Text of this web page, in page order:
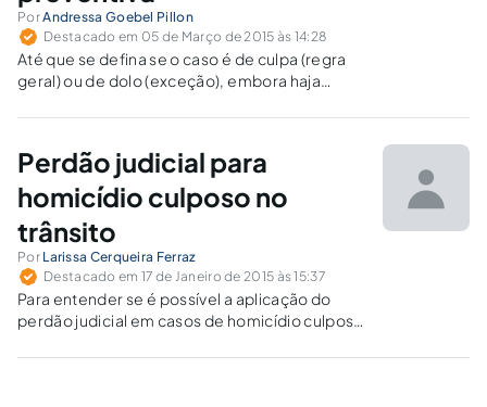
PorAndressa Goebel Pillon
Destacado em 05 de Março de 2015 às 14:28
Até que se defina se o caso é de culpa (regra
geral) ou de dolo (exceção), embora haja
preliminarmente a prisão preventiva.
Perdão judicial para
homicídio culposo no
trânsito
Por Larissa Cerqueira Ferraz
Destacado em 17 de Janeiro de 2015 às 15:37
Para entender se é possível a aplicação do
perdão judicial em casos de homicídio culposo
análise conjunta do Código Penal e do Código